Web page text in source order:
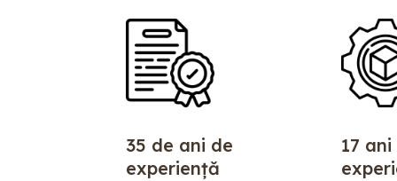
35 de ani de
experiență
17